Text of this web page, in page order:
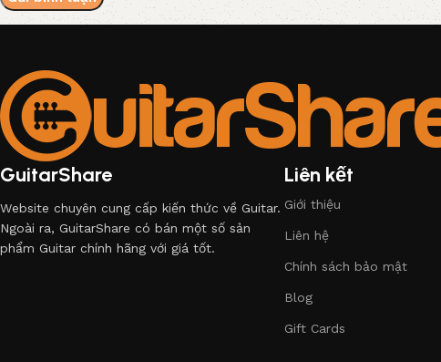
GuitarShare
Website chuyên cung cấp kiến thức về Guitar.
Ngoài ra, GuitarShare có bán một số sản
phẩm Guitar chính hãng với giá tốt.
Liên kết
Giới thiệu
Liên hệ
Chính sách bảo mật
Blog
Gift Cards